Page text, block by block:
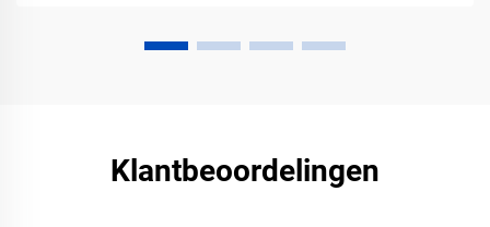
Klantbeoordelingen